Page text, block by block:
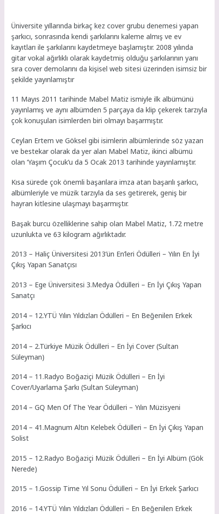
Üniversite yıllarında birkaç kez cover grubu denemesi yapan
şarkıcı, sonrasında kendi şarkılarını kaleme almış ve ev
kayıtları ile şarkılarını kaydetmeye başlamıştır. 2008 yılında
gitar vokal ağırlıklı olarak kaydetmiş olduğu şarkılarının yanı
sıra cover demolarını da kişisel web sitesi üzerinden isimsiz bir
şekilde yayınlamıştır
11 Mayıs 2011 tarihinde Mabel Matiz ismiyle ilk albümünü
yayınlamış ve aynı albümden 5 parçaya da klip çekerek tarzıyla
çok konuşulan isimlerden biri olmayı başarmıştır.
Ceylan Ertem ve Göksel gibi isimlerin albümlerinde söz yazarı
ve bestekar olarak da yer alan Mabel Matiz, ikinci albümü
olan ‘Yaşım Çocuk’u da 5 Ocak 2013 tarihinde yayınlamıştır.
Kısa sürede çok önemli başarılara imza atan başarılı şarkıcı,
albümleriyle ve müzik tarzıyla da ses getirerek, geniş bir
hayran kitlesine ulaşmayı başarmıştır.
Başak burcu özelliklerine sahip olan Mabel Matiz, 1.72 metre
uzunlukta ve 63 kilogram ağırlıktadır.
2013 – Haliç Üniversitesi 2013’ün En’leri Ödülleri – Yılın En İyi
Çıkış Yapan Sanatçısı
2013 – Ege Üniversitesi 3.Medya Ödülleri – En İyi Çıkış Yapan
Sanatçı
2014 – 12.YTÜ Yılın Yıldızları Ödülleri – En Beğenilen Erkek
Şarkıcı
2014 – 2.Türkiye Müzik Ödülleri – En İyi Cover (Sultan
Süleyman)
2014 – 11.Radyo Boğaziçi Müzik Ödülleri – En İyi
Cover/Uyarlama Şarkı (Sultan Süleyman)
2014 – GQ Men Of The Year Ödülleri – Yılın Müzisyeni
2014 – 41.Magnum Altın Kelebek Ödülleri – En İyi Çıkış Yapan
Solist
2015 – 12.Radyo Boğaziçi Müzik Ödülleri – En İyi Albüm (Gök
Nerede)
2015 – 1.Gossip Time Yıl Sonu Ödülleri – En İyi Erkek Şarkıcı
2016 – 14.YTÜ Yılın Yıldızları Ödülleri – En Beğenilen Erkek